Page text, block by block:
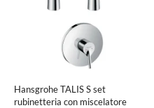
Hansgrohe TALIS S set
rubinetteria con miscelatore